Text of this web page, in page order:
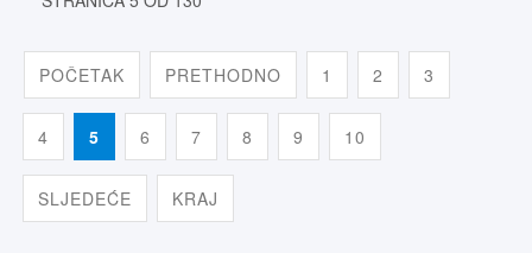
POČETAK PRETHODNO 1 2 3
4 5 6 7 8 9 10
SLJEDEĆE KRAJ